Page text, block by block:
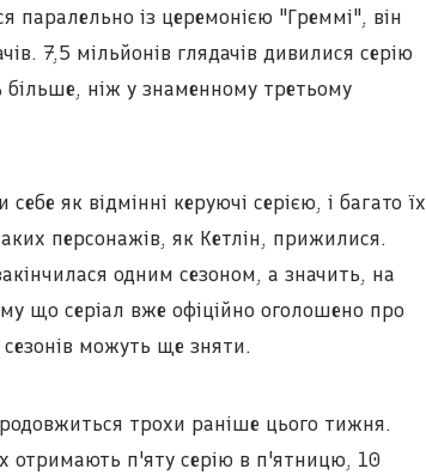
паралельно із церемонією "Греммі", він
7,5 мільйонів глядачів дивилися серію
ніж у знаменному третьому
як відмінні керуючі серією, і багато їх
персонажів, як Кетлін, прижилися.
одним сезоном, а значить, на
що серіал вже офіційно оголошено про
можуть ще зняти.
трохи раніше цього тижня.
отримають п'яту серію в п'ятницю, 10